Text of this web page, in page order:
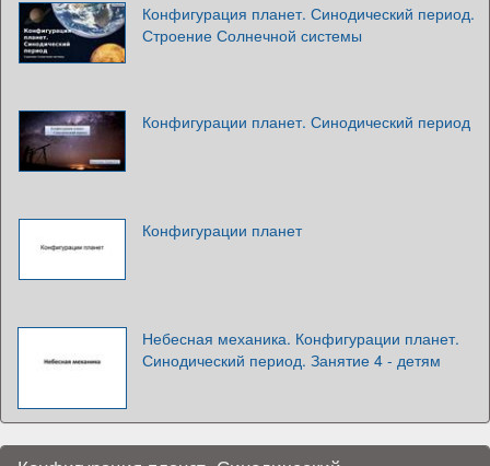
Конфигурация планет. Синодический период.
Строение Солнечной системы
Конфигурации планет. Синодический период
Конфигурации планет
Небесная механика. Конфигурации планет.
Синодический период. Занятие 4 - детям